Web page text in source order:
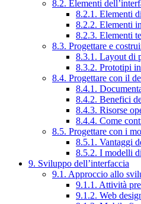
8.2. Elementi
8.2.1. Elementi
8.2.2. Elementi
8.2.3. Elementi
8.3. Progettare e
8.3.1. Layout di
8.3.2. Prototipi
8.4. Progettare con il
8.4.1.
8.4.2. Benefici
8.4.3. Risorse
8.4.4. Come
8.5. Progettare con i
8.5.1. Vantaggi
8.5.2. I modelli
9. Sviluppo dell’interfaccia
9.1. Approccio allo
9.1.1. Attività
9.1.2. Web